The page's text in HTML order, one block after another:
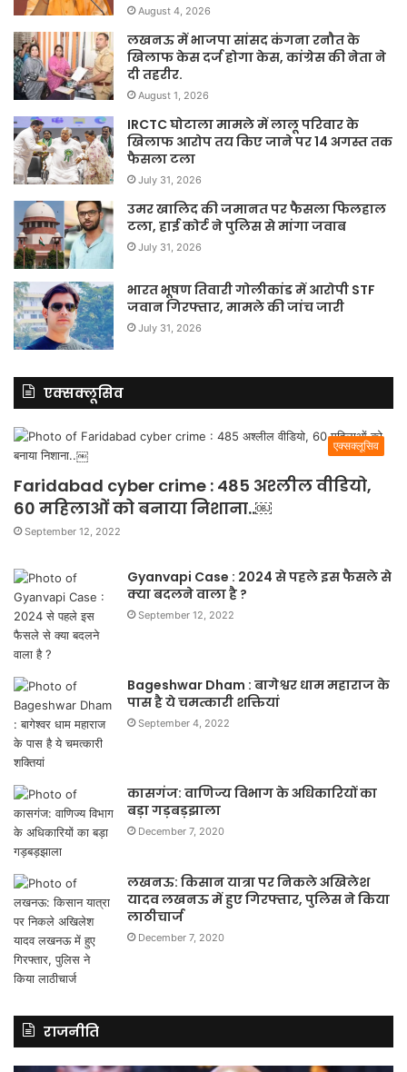
August 4, 2026
लखनऊ में भाजपा सांसद कंगना रनौत के
खिलाफ केस दर्ज होगा केस, कांग्रेस की नेता ने
दी तहरीर.
August 1, 2026
IRCTC घोटाला मामले में लालू परिवार के
खिलाफ आरोप तय किए जाने पर 14 अगस्त तक
फैसला टला
July 31, 2026
उमर खालिद की जमानत पर फैसला फिलहाल
टला, हाई कोर्ट ने पुलिस से मांगा जवाब
July 31, 2026
भारत भूषण तिवारी गोलीकांड में आरोपी STF
जवान गिरफ्तार, मामले की जांच जारी
July 31, 2026
एक्सक्लूसिव
एक्सक्लूसिव
Faridabad cyber crime : 485 अश्लील वीडियो,
60 महिलाओं को बनाया निशाना..￼
September 12, 2022
Gyanvapi Case : 2024 से पहले इस फैसले से
क्या बदलने वाला है ?
September 12, 2022
Bageshwar Dham : बागेश्वर धाम महाराज के
पास है ये चमत्कारी शक्तियां
September 4, 2022
कासगंज: वाणिज्य विभाग के अधिकारियों का
बड़ा गड़बड़झाला
December 7, 2020
लखनऊ: किसान यात्रा पर निकले अखिलेश
यादव लखनऊ में हुए गिरफ्तार, पुलिस ने किया
लाठीचार्ज
December 7, 2020
राजनीति